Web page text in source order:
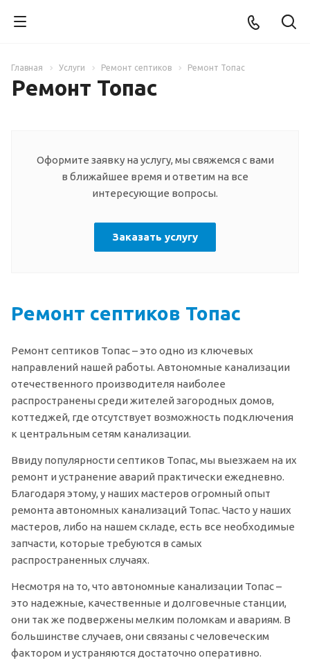
Главная Услуги Ремонт септиков Ремонт Топас
Ремонт Топас
Оформите заявку на услугу, мы свяжемся с вами
в ближайшее время и ответим на все
интересующие вопросы.
Заказать услугу
Ремонт септиков Топас
Ремонт септиков Топас – это одно из ключевых
направлений нашей работы. Автономные канализации
отечественного производителя наиболее
распространены среди жителей загородных домов,
коттеджей, где отсутствует возможность подключения
к центральным сетям канализации.
Ввиду популярности септиков Топас, мы выезжаем на их
ремонт и устранение аварий практически ежедневно.
Благодаря этому, у наших мастеров огромный опыт
ремонта автономных канализаций Топас. Часто у наших
мастеров, либо на нашем складе, есть все необходимые
запчасти, которые требуются в самых
распространенных случаях.
Несмотря на то, что автономные канализации Топас –
это надежные, качественные и долговечные станции,
они так же подвержены мелким поломкам и авариям. В
большинстве случаев, они связаны с человеческим
фактором и устраняются достаточно оперативно.